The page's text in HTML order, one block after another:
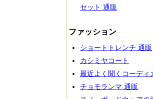
セット 通販
ファッション
ショートトレンチ 通販
カシミヤコート
最近よく聞くコーディ
チョモランマ 通販